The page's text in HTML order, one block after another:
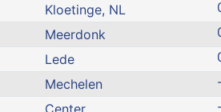
Kloetinge, NL
Meerdonk
Lede
Mechelen
Center